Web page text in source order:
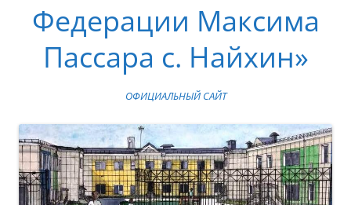
Федерации Максима
Пассара с. Найхин»
ОФИЦИАЛЬНЫЙ САЙТ